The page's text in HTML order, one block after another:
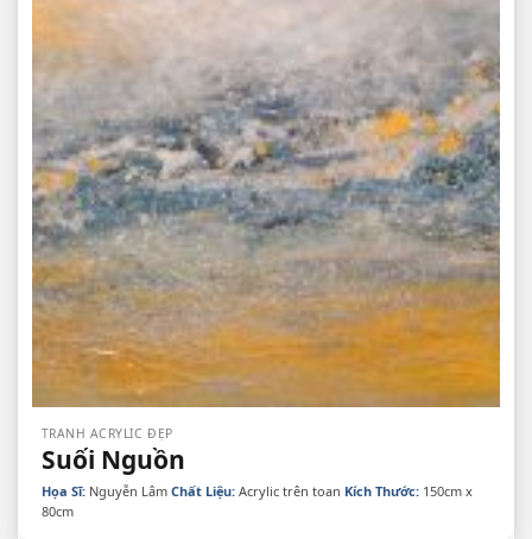
TRANH ACRYLIC ĐẸP
Suối Nguồn
Họa Sĩ: Nguyễn Lâm Chất Liệu: Acrylic trên toan Kích Thước: 150cm x
80cm